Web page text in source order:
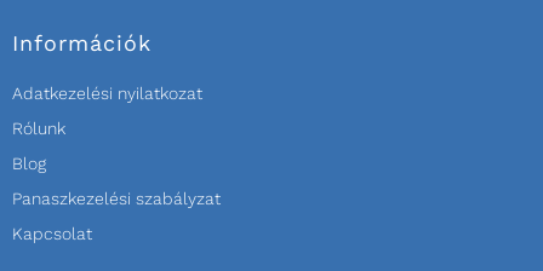
Információk
Adatkezelési nyilatkozat
Rólunk
Blog
Panaszkezelési szabályzat
Kapcsolat